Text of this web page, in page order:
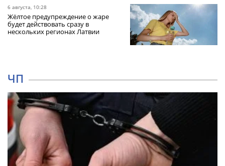
6 августа, 10:28
Жёлтое предупреждение о жаре
будет действовать сразу в
нескольких регионах Латвии
ЧП